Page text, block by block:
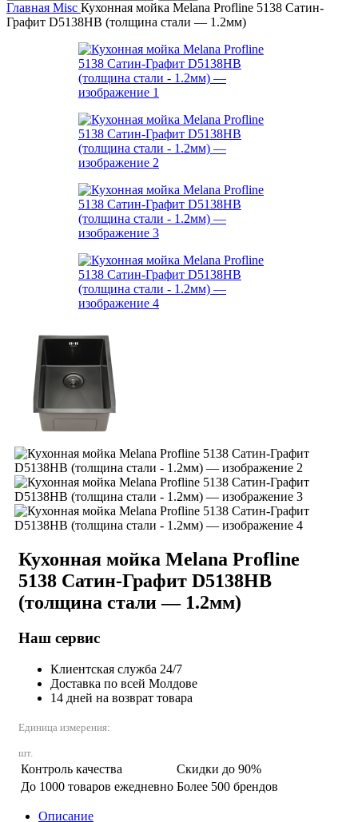
Главная Misc Кухонная мойка Melana Profline 5138 Сатин-
Графит D5138HB (толщина стали — 1.2мм)
Кухонная мойка Melana Profline
5138 Сатин-Графит D5138HB
(толщина стали — 1.2мм)
Наш сервис
Клиентская служба 24/7
Доставка по всей Молдове
14 дней на возврат товара
Единица измерения:
шт.
Контроль качества
Скидки до 90%
До 1000 товаров ежедневно Более 500 брендов
Описание